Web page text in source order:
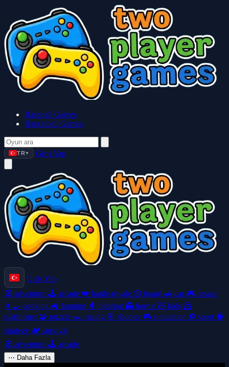
Baseball Games
Basketball Games
TR ▼ Giriş Yap
Giriş Yap
🧭 adventure 🕹️ arcade 👑 battle-royale 🎲 board 🚗 car 🎮 casual
👩‍🍳 cooking 🚜 farming 🥊 fighting 👻 horror🧸 kids 🦸
platformer 🧩 puzzle 🏎️ racing 🎯 shooter 🎮 simulation ⚽ sport 🧠
strategy 🏕️ survival
🧭 adventure 🕹️ arcade
⋯ Daha Fazla